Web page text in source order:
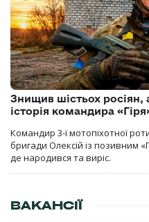
Знищив шістьох росіян,
історія командира
Командир 3-ї мотопіхотної
бригади Олексій із позивним
де народився та виріс.
ВАКАНСІЇ